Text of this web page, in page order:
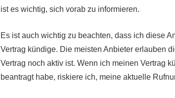
ist es wichtig, sich vorab zu informieren.
Es ist auch wichtig zu beachten, dass ich diese
Vertrag kündige. Die meisten Anbieter erlauben
Vertrag noch aktiv ist. Wenn ich meinen Vertrag
beantragt habe, riskiere ich, meine aktuelle